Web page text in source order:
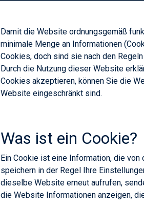
Damit die Website ordnungsgemäß
minimale Menge an Informationen
Cookies, doch sind sie nach den
Durch die Nutzung dieser Website
Cookies akzeptieren, können Sie die
Website eingeschränkt sind.
Was ist ein Cookie?
Ein Cookie ist eine Information, die
speichern in der Regel Ihre
dieselbe Website erneut aufrufen,
die Website Informationen anzeigen,